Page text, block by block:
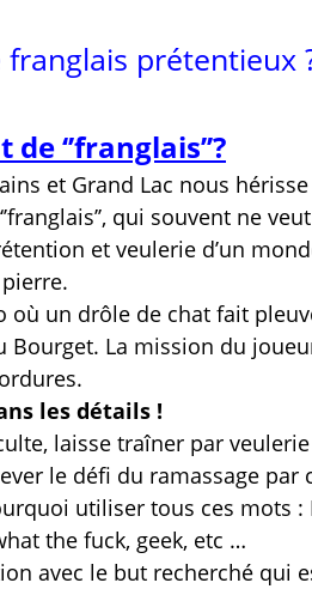
prétentieux
‘’franglais’’?
et Grand Lac nous
qui souvent ne
et veulerie d’un
un drôle de chat fait
La mission du
les détails !
laisse traîner par
le défi du ramassage par
utiliser tous ces mots :
the fuck, geek, etc …
avec le but recherché qui